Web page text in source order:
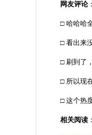
网友评论 ：
□ 哈哈哈
□ 看出来
□ 刷到了
□ 所以现
□ 这个热
相关阅读 ：